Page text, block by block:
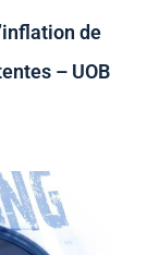
de
– UOB